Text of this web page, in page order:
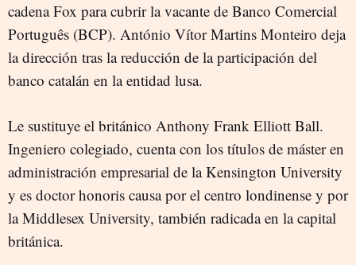
cadena Fox para cubrir la vacante de Banco Comercial
Português (BCP). António Vítor Martins Monteiro deja
la dirección tras la reducción de la participación del
banco catalán en la entidad lusa.
Le sustituye el británico Anthony Frank Elliott Ball.
Ingeniero colegiado, cuenta con los títulos de máster en
administración empresarial de la Kensington University
y es doctor honoris causa por el centro londinense y por
la Middlesex University, también radicada en la capital
británica.